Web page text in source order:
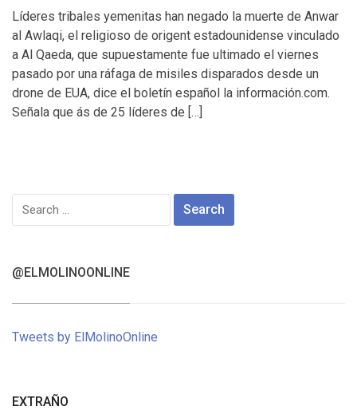
Líderes tribales yemenitas han negado la muerte de Anwar
al Awlaqi, el religioso de origent estadounidense vinculado
a Al Qaeda, que supuestamente fue ultimado el viernes
pasado por una ráfaga de misiles disparados desde un
drone de EUA, dice el boletín español la información.com.
Señala que ás de 25 líderes de […]
Search
for:
@ELMOLINOONLINE
Tweets by ElMolinoOnline
EXTRAÑO